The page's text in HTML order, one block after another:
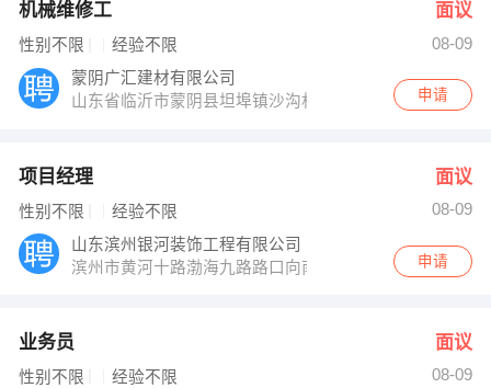
机械维修工 面议
性别不限 经验不限
08-09
蒙阴广汇建材有限公司
山东省临沂市蒙阴县坦埠镇沙沟村
申请
项目经理 面议
性别不限 经验不限
08-09
山东滨州银河装饰工程有限公司
滨州市黄河十路渤海九路路口向南100路东
申请
业务员 面议
性别不限 经验不限
08-09